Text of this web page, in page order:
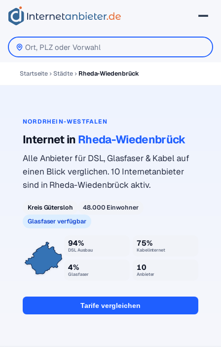
Startseite Städte Rheda-Wiedenbrück
NORDRHEIN-WESTFALEN
Internet in Rheda-Wiedenbrück
Alle Anbieter für DSL, Glasfaser & Kabel auf
einen Blick verglichen. 10 Internetanbieter
sind in Rheda-Wiedenbrück aktiv.
Kreis Gütersloh
48.000 Einwohner
Glasfaser verfügbar
94%
DSL Ausbau
75%
Kabelinternet
4%
Glasfaser
10
Anbieter
Tarife vergleichen